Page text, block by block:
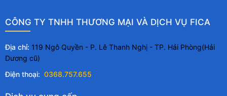
CÔNG TY TNHH THƯƠNG MẠI VÀ DỊCH VỤ FICA
Địa chỉ: 119 Ngô Quyền - P. Lê Thanh Nghị - TP. Hải Phòng(Hải
Dương cũ)
Điện thoại: 0368.757.655